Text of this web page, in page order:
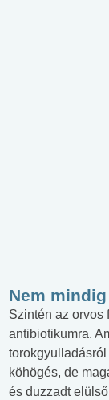
Nem
Szintén az orvos
antibiotikumra.
köhögés, de
és duzzadt